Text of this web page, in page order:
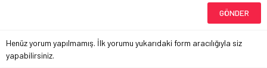
Henüz yorum yapılmamış. İlk yorumu yukarıdaki form aracılığıyla siz
yapabilirsiniz.